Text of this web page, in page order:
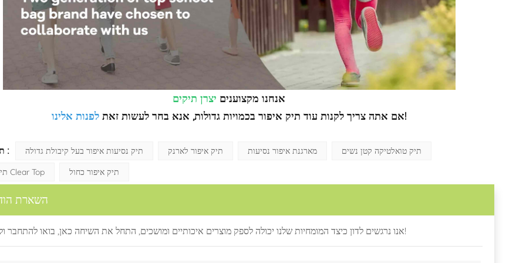
אנחנו מקצוענים יצרן תיקים
אם אתה צריך לקנות עוד תיק איפור בכמויות גדולות, אנא בחר לעשות זאת לפנות אלינו !
תגיות חמות : תיק נסיעות איפור בעל קיבולת גדולה תיק איפור לארנק מארגנת איפור נסיעות
תיק טואלטיקה קטן נשים
תיק איפור Clear Top
תיק איפור כחול
השארת
אנו נרגשים לדון כיצד המומחיות שלנו יכולה לספק מוצרים איכותיים ומושכים, התחל את השיחה כאן, בואו להתחבר וליצור!